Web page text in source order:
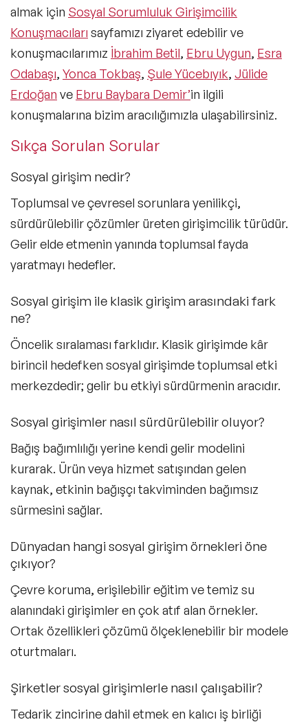
almak için Sosyal Sorumluluk Girişimcilik
Konuşmacıları sayfamızı ziyaret edebilir ve
konuşmacılarımız İbrahim Betil, Ebru Uygun, Esra
Odabaşı, Yonca Tokbaş, Şule Yücebıyık, Jülide
Erdoğan ve Ebru Baybara Demir’in ilgili
konuşmalarına bizim aracılığımızla ulaşabilirsiniz.
Sıkça Sorulan Sorular
Sosyal girişim nedir?
Toplumsal ve çevresel sorunlara yenilikçi,
sürdürülebilir çözümler üreten girişimcilik türüdür.
Gelir elde etmenin yanında toplumsal fayda
yaratmayı hedefler.
Sosyal girişim ile klasik girişim arasındaki fark
ne?
Öncelik sıralaması farklıdır. Klasik girişimde kâr
birincil hedefken sosyal girişimde toplumsal etki
merkezdedir; gelir bu etkiyi sürdürmenin aracıdır.
Sosyal girişimler nasıl sürdürülebilir oluyor?
Bağış bağımlılığı yerine kendi gelir modelini
kurarak. Ürün veya hizmet satışından gelen
kaynak, etkinin bağışçı takviminden bağımsız
sürmesini sağlar.
Dünyadan hangi sosyal girişim örnekleri öne
çıkıyor?
Çevre koruma, erişilebilir eğitim ve temiz su
alanındaki girişimler en çok atıf alan örnekler.
Ortak özellikleri çözümü ölçeklenebilir bir modele
oturtmaları.
Şirketler sosyal girişimlerle nasıl çalışabilir?
Tedarik zincirine dahil etmek en kalıcı iş birliği